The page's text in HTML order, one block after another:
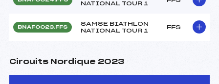
NATIONAL TOUR 1
BNAF0023.FFS
SAMSE BIATHLON
NATIONAL TOUR 1
FFS
Circuits Nordique 2023